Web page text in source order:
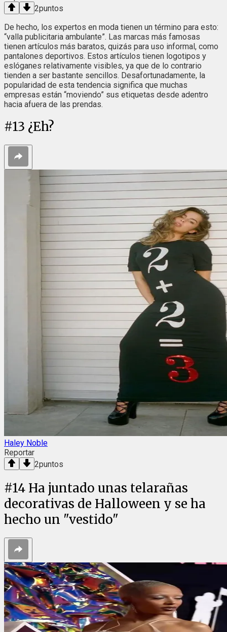
2puntos
De hecho, los expertos en moda tienen un término para esto:
“valla publicitaria ambulante”. Las marcas más famosas
tienen artículos más baratos, quizás para uso informal, como
pantalones deportivos. Estos artículos tienen logotipos y
eslóganes relativamente visibles, ya que de lo contrario
tienden a ser bastante sencillos. Desafortunadamente, la
popularidad de esta tendencia significa que muchas
empresas están “moviendo” sus etiquetas desde adentro
hacia afuera de las prendas.
#13 ¿Eh?
Haley Noble
Reportar
2puntos
#14 Ha juntado unas telarañas
decorativas de Halloween y se ha
hecho un "vestido"